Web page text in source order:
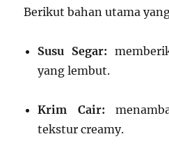
Berikut bahan utama
Susu Segar:
yang lembut.
Krim Cair:
tekstur creamy.